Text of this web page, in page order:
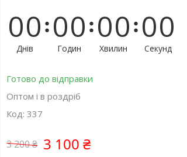
00
Днів
00
Годин
00
Хвилин
00
Секунд
Готово до відправки
Оптом і в роздріб
Код: 337
3 200 ₴ 3 100 ₴